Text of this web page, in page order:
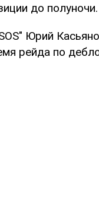
до полуночи.
Юрий
рейда по